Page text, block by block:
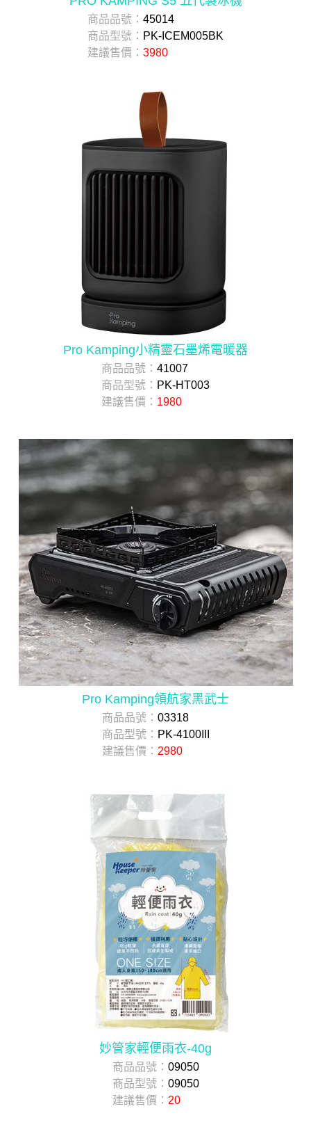
商品品號： 45014
商品型號： PK-ICEM005BK
建議售價： 3980
Pro Kamping小精靈石墨烯電暖器
商品品號： 41007
商品型號： PK-HT003
建議售價： 1980
Pro Kamping領航家黑武士
商品品號： 03318
商品型號： PK-4100III
建議售價： 2980
妙管家輕便雨衣-40g
商品品號： 09050
商品型號： 09050
建議售價： 20